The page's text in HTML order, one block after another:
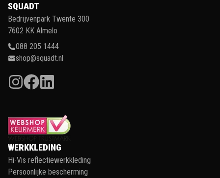
SQUADT
Bedrijvenpark Twente 300
7602 KK Almelo
088 205 1444
shop@squadt.nl
WERKKLEDING
Hi-Vis reflectiewerkkleding
Persoonlijke bescherming